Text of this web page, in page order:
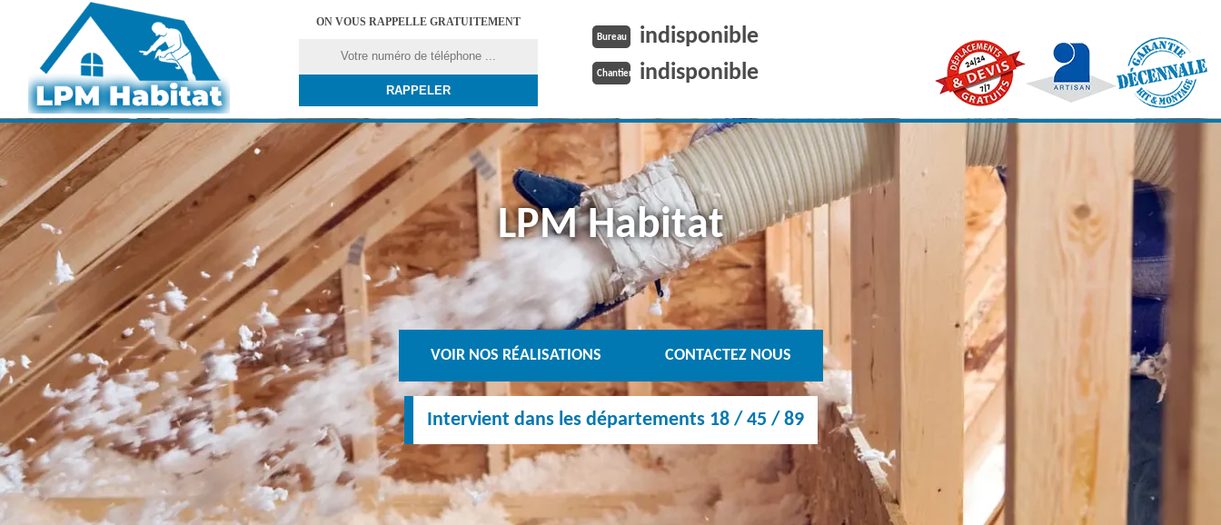
ON VOUS RAPPELLE GRATUITEMENT
Bureau indisponible
Chantier indisponible
LPM Habitat
VOIR NOS RÉALISATIONS CONTACTEZ NOUS
Intervient dans les départements 18 / 45 / 89